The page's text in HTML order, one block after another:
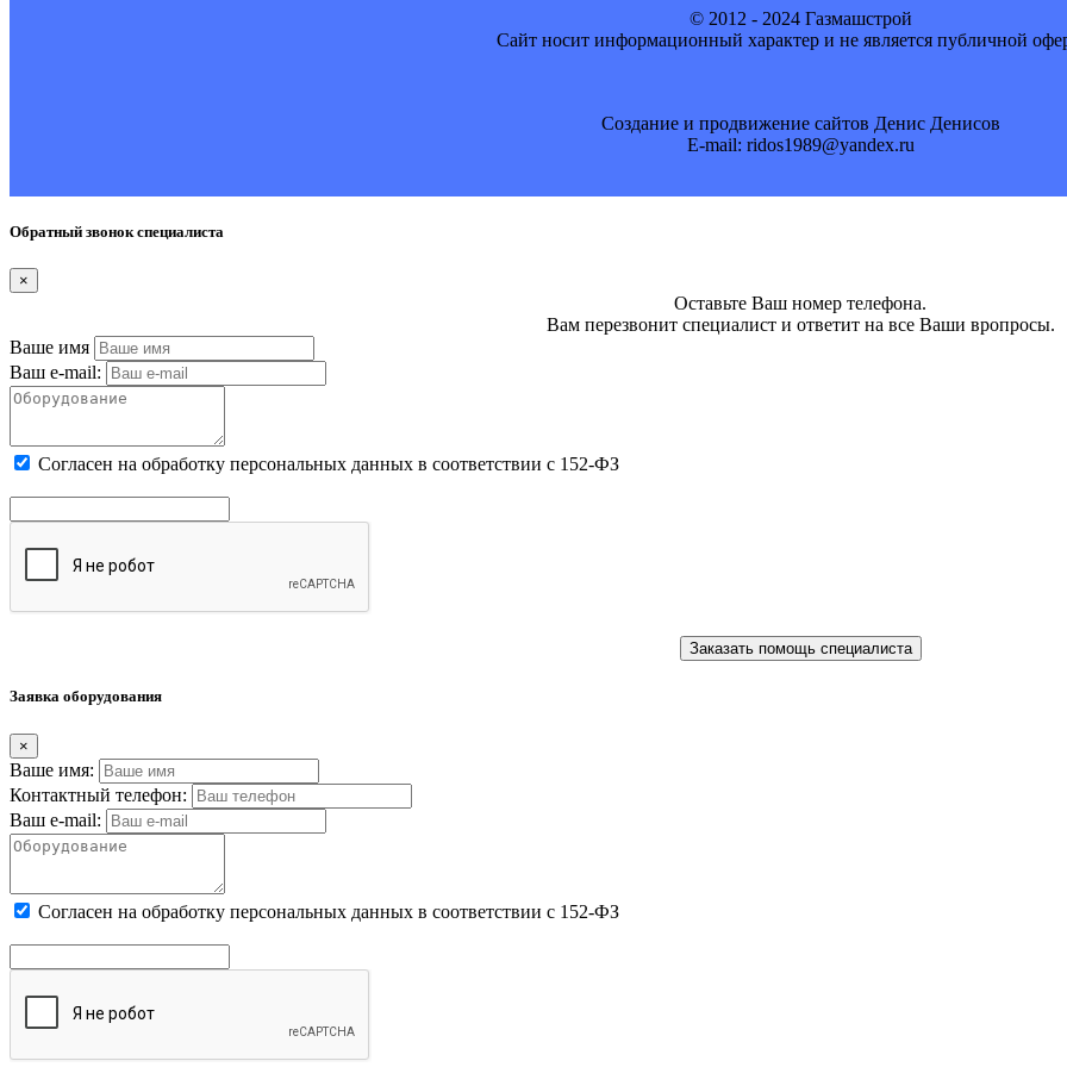
© 2012 - 2024 Газмашстрой
Cайт носит информационный характер и не является публичной
Создание и продвижение сайтов Денис Денисов
E-mail: ridos1989@yandex.ru
Обратный звонок специалиста
×
Оставьте Ваш номер телефона.
Вам перезвонит специалист и ответит на все Ваши вропросы.
Ваше имя
Ваш e-mail:
Cогласен на обработку персональных данных в соответствии с 152-ФЗ
Заказать помощь специалиста
Заявка оборудования
×
Ваше имя:
Контактный телефон:
Ваш e-mail:
Cогласен на обработку персональных данных в соответствии с 152-ФЗ